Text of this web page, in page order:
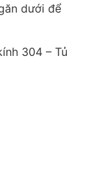
dưới để
304 – Tủ